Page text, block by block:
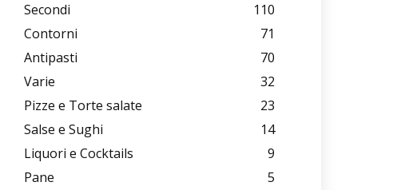
Secondi
110
Contorni
71
Antipasti
70
Varie
32
Pizze e Torte salate
23
Salse e Sughi
14
Liquori e Cocktails
9
Pane
5